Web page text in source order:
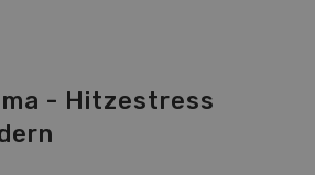
- Hitzestress